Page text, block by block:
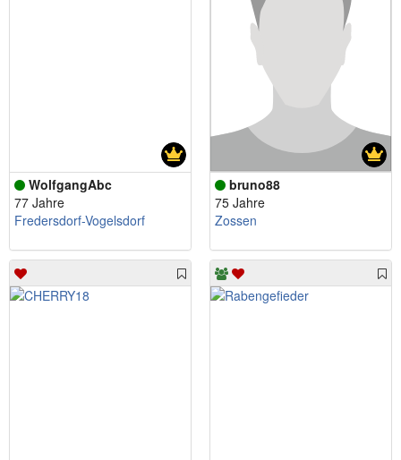
WolfgangAbc
77 Jahre
Fredersdorf-Vogelsdorf
bruno88
75 Jahre
Zossen